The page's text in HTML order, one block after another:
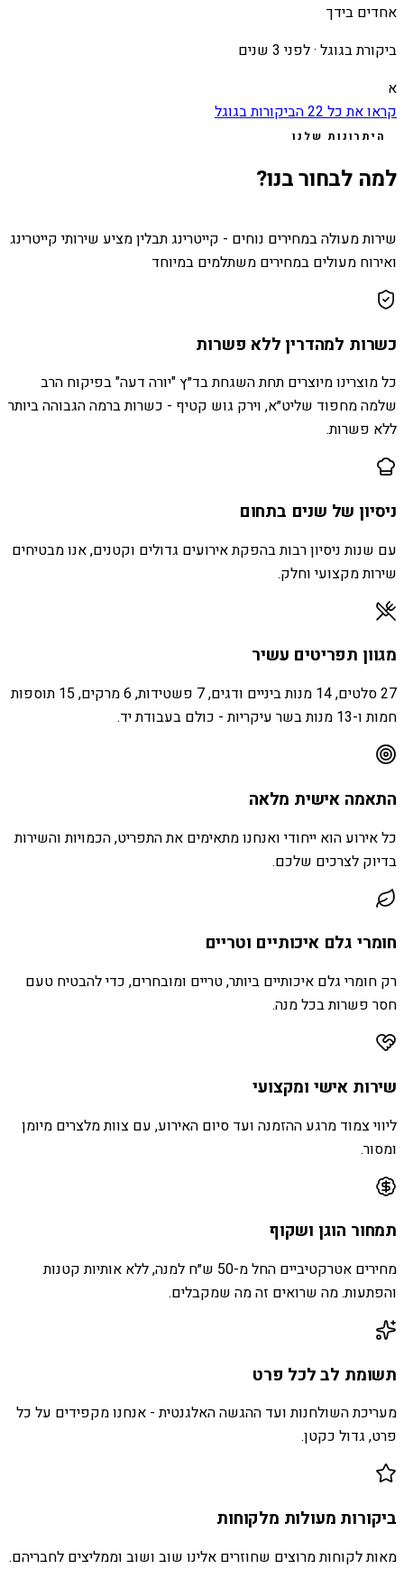
אחדים בידך
ביקורת בגוגל ·לפני 3 שנים
א
קראו את כל22הביקורות בגוגל
היתרונות שלנו
למה לבחור בנו?
שירות מעולה במחירים נוחים - קייטרינג תבלין מציע שירותי קייטרינג
ואירוח מעולים במחירים משתלמים במיוחד
כשרות למהדרין ללא פשרות
כל מוצרינו מיוצרים תחת השגחת בד״ץ "יורה דעה" בפיקוח הרב
שלמה מחפוד שליט״א, וירק גוש קטיף - כשרות ברמה הגבוהה ביותר
ללא פשרות.
ניסיון של שנים בתחום
עם שנות ניסיון רבות בהפקת אירועים גדולים וקטנים, אנו מבטיחים
שירות מקצועי וחלק.
מגוון תפריטים עשיר
27 סלטים, 14 מנות ביניים ודגים, 7 פשטידות, 6 מרקים, 15 תוספות
חמות ו-13 מנות בשר עיקריות - כולם בעבודת יד.
התאמה אישית מלאה
כל אירוע הוא ייחודי ואנחנו מתאימים את התפריט, הכמויות והשירות
בדיוק לצרכים שלכם.
חומרי גלם איכותיים וטריים
רק חומרי גלם איכותיים ביותר, טריים ומובחרים, כדי להבטיח טעם
חסר פשרות בכל מנה.
שירות אישי ומקצועי
ליווי צמוד מרגע ההזמנה ועד סיום האירוע, עם צוות מלצרים מיומן
ומסור.
תמחור הוגן ושקוף
מחירים אטרקטיביים החל מ-50 ש״ח למנה, ללא אותיות קטנות
והפתעות. מה שרואים זה מה שמקבלים.
תשומת לב לכל פרט
מעריכת השולחנות ועד ההגשה האלגנטית - אנחנו מקפידים על כל
פרט, גדול כקטן.
ביקורות מעולות מלקוחות
מאות לקוחות מרוצים שחוזרים אלינו שוב ושוב וממליצים לחבריהם.